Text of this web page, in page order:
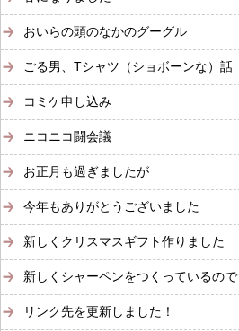
おいらの頭のなかのグーグル
ごる男、Tシャツ（ショボーンな）話
コミケ申し込み
ニコニコ闘会議
お正月も過ぎましたが
今年もありがとうございました
新しくクリスマスギフト作りました
新しくシャーペンをつくっているの
リンク先を更新しました！